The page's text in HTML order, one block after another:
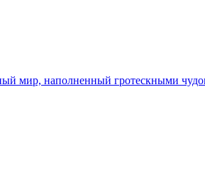
мир, наполненный гротескными